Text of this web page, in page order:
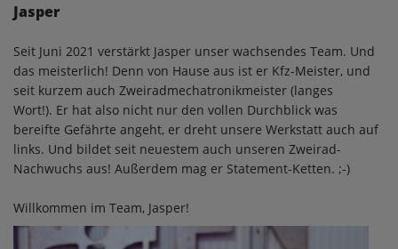
Jasper
Seit Juni 2021 verstärkt Jasper unser wachsendes Team. Und
das meisterlich! Denn von Hause aus ist er Kfz-Meister, und
seit kurzem auch Zweiradmechatronikmeister (langes
Wort!). Er hat also nicht nur den vollen Durchblick was
bereifte Gefährte angeht, er dreht unsere Werkstatt auch auf
links. Und bildet seit neuestem auch unseren Zweirad-
Nachwuchs aus! Außerdem mag er Statement-Ketten. ;-)
Willkommen im Team, Jasper!